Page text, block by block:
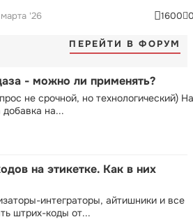
'26 1600
ПЕРЕЙТИ В ФОРУМ
- можно ли применять?
не срочной, но технологический) На
на...
на этикетке. Как в них
интеграторы, айтишники и все
штрих-коды от...